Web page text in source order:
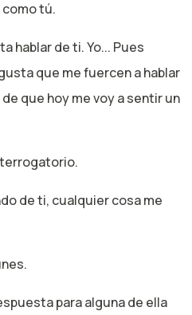
como tú.
hablar de ti. Yo... Pues
que me fuercen a hablar
que hoy me voy a sentir un
de ti, cualquier cosa me
para alguna de ella